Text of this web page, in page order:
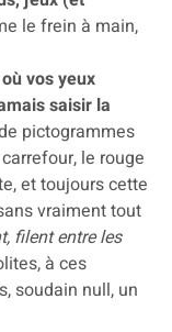
le frein à main,
vos yeux
saisir la
pictogrammes
le rouge
et toujours cette
vraiment tout
filent entre les
à ces
soudain null, un